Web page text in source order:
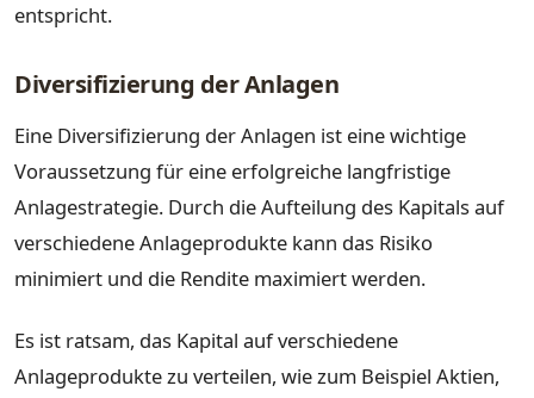
entspricht.
Diversifizierung der Anlagen
Eine Diversifizierung der Anlagen ist eine wichtige
Voraussetzung für eine erfolgreiche langfristige
Anlagestrategie. Durch die Aufteilung des Kapitals auf
verschiedene Anlageprodukte kann das Risiko
minimiert und die Rendite maximiert werden.
Es ist ratsam, das Kapital auf verschiedene
Anlageprodukte zu verteilen, wie zum Beispiel Aktien,